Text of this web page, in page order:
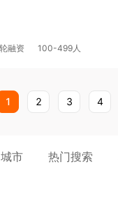
融资 100-499人
1 2 3 4
市 热门搜索